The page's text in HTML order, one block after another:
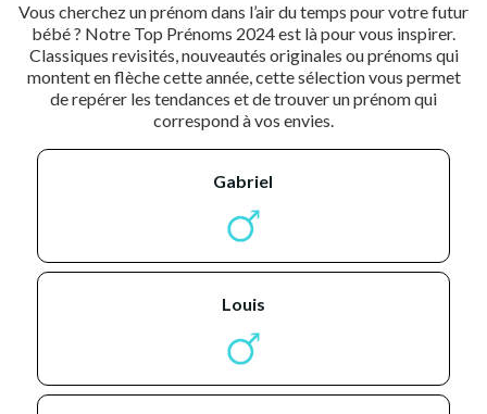
Vous cherchez un prénom dans l’air du temps pour votre futur
bébé ? Notre Top Prénoms 2024 est là pour vous inspirer.
Classiques revisités, nouveautés originales ou prénoms qui
montent en flèche cette année, cette sélection vous permet
de repérer les tendances et de trouver un prénom qui
correspond à vos envies.
gabriel
louis